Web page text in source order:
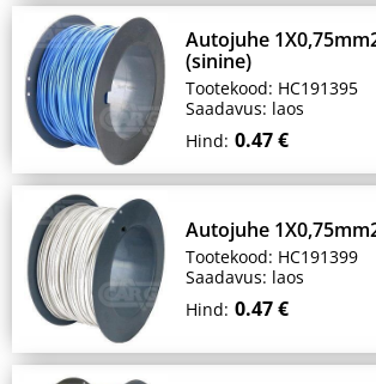
Autojuhe
(sinine)
Tootekood: HC191395
Saadavus: laos
Hind: 0.47 €
Autojuhe
Tootekood: HC191399
Saadavus: laos
Hind: 0.47 €